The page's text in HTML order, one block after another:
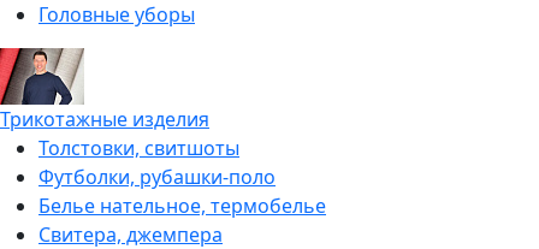
Головные уборы
Трикотажные изделия
Толстовки, свитшоты
Футболки, рубашки-поло
Белье нательное, термобелье
Свитера, джемпера